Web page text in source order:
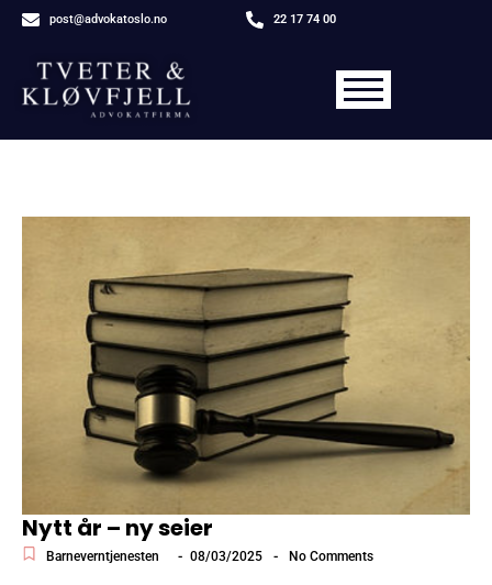
post@advokatoslo.no 22 17 74 00
Nytt år – ny seier
Barneverntjenesten - 08/03/2025 - No Comments